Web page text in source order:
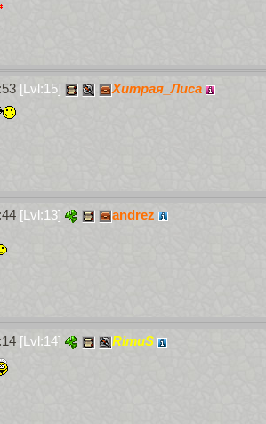
[Lvl:15] Хитрая_Лиса
[Lvl:13] andrez
[Lvl:14] RimuS